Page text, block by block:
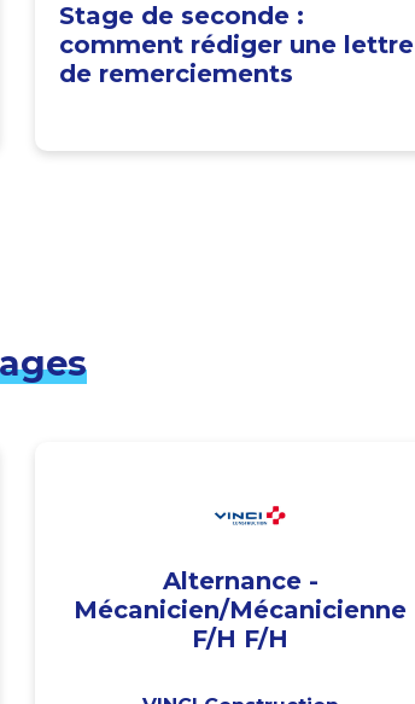
Stage de seconde :
comment rédiger une lettre
de remerciements
Alternance -
Mécanicien/Mécanicienne
F/H F/H